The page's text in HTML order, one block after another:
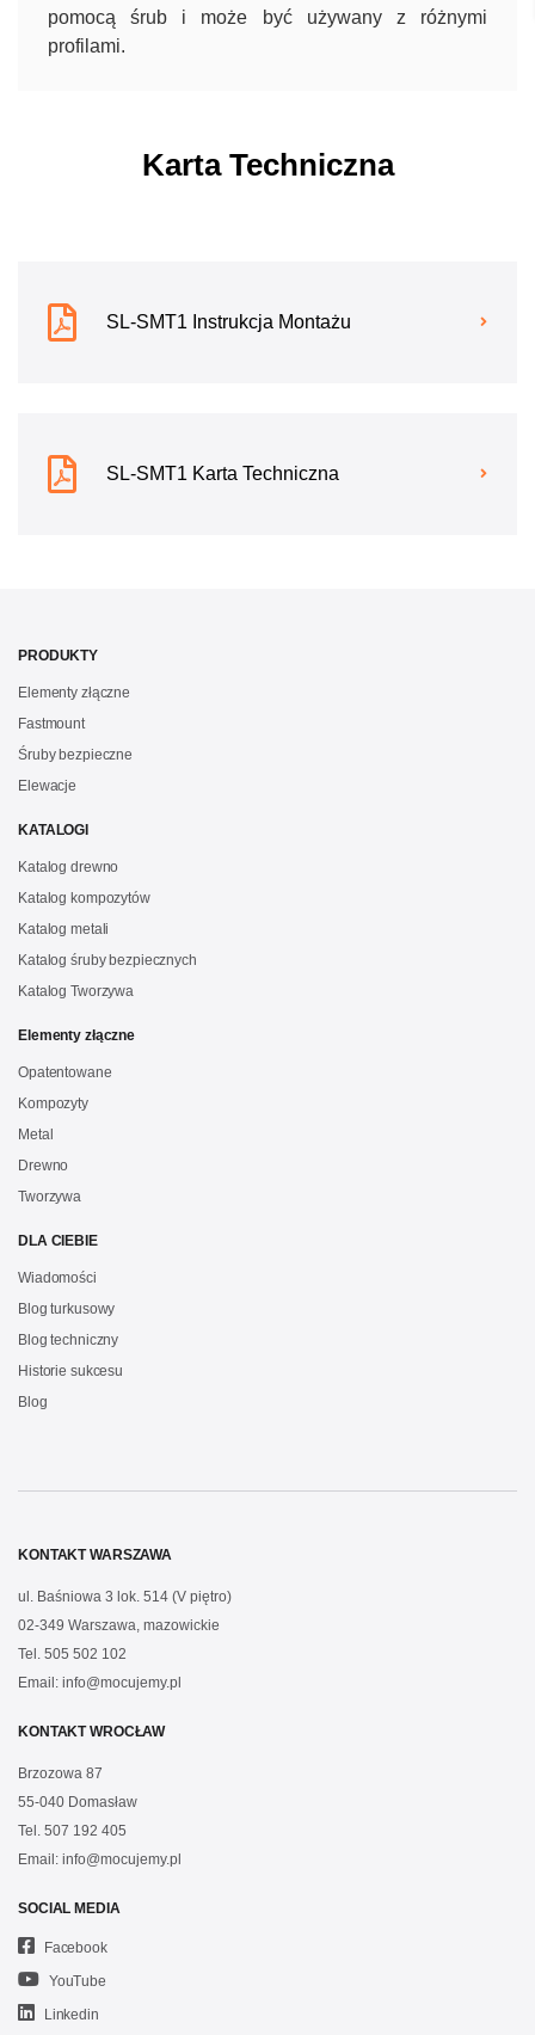
pomocą śrub i może być używany z różnymi
profilami.
Karta Techniczna
SL-SMT1 Instrukcja Montażu
SL-SMT1 Karta Techniczna
PRODUKTY
Elementy złączne
Fastmount
Śruby bezpieczne
Elewacje
KATALOGI
Katalog drewno
Katalog kompozytów
Katalog metali
Katalog śruby bezpiecznych
Katalog Tworzywa
Elementy złączne
Opatentowane
Kompozyty
Metal
Drewno
Tworzywa
DLA CIEBIE
Wiadomości
Blog turkusowy
Blog techniczny
Historie sukcesu
Blog
KONTAKT WARSZAWA
ul. Baśniowa 3 lok. 514 (V piętro)
02-349 Warszawa, mazowickie
Tel. 505 502 102
Email: info@mocujemy.pl
KONTAKT WROCŁAW
Brzozowa 87
55-040 Domasław
Tel. 507 192 405
Email: info@mocujemy.pl
SOCIAL MEDIA
Facebook
YouTube
Linkedin